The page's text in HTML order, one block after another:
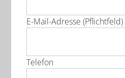
E-Mail-Adresse (Pflichtfeld)
Telefon